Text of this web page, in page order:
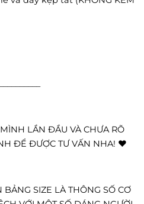
LẦN ĐẦU VÀ CHƯA RÕ
ĐỂ ĐƯỢC TƯ VẤN NHA! ❤️
SIZE LÀ THÔNG SỐ CƠ